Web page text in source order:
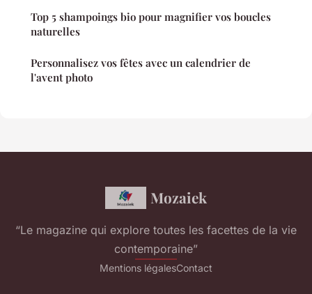
Top 5 shampoings bio pour magnifier vos boucles
naturelles
Personnalisez vos fêtes avec un calendrier de
l'avent photo
Mozaiek
“Le magazine qui explore toutes les facettes de la vie
contemporaine”
Mentions légalesContact